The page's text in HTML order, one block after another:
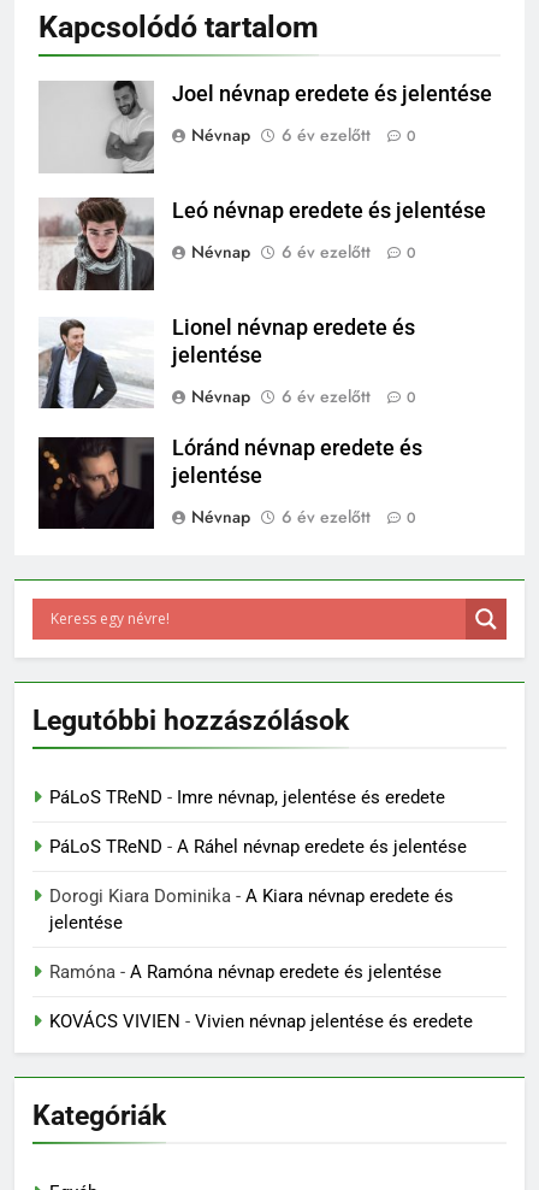
Kapcsolódó tartalom
Joel névnap eredete és jelentése
Névnap
6 év ezelőtt 0
Leó névnap eredete és jelentése
Névnap
6 év ezelőtt 0
Lionel névnap eredete és
jelentése
Névnap
6 év ezelőtt 0
Lóránd névnap eredete és
jelentése
Névnap
6 év ezelőtt 0
Legutóbbi hozzászólások
PáLoS TReND - Imre névnap, jelentése és eredete
PáLoS TReND - A Ráhel névnap eredete és jelentése
Dorogi Kiara Dominika - A Kiara névnap eredete és
jelentése
Ramóna - A Ramóna névnap eredete és jelentése
KOVÁCS VIVIEN - Vivien névnap jelentése és eredete
Kategóriák